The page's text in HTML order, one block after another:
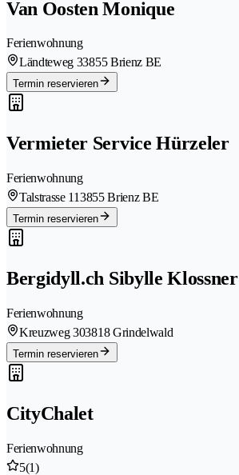
Van Oosten Monique
Ferienwohnung
Ländteweg 33855 Brienz BE
Termin reservieren
Vermieter Service Hürzeler
Ferienwohnung
Talstrasse 113855 Brienz BE
Termin reservieren
Bergidyll.ch Sibylle Klossner
Ferienwohnung
Kreuzweg 303818 Grindelwald
Termin reservieren
CityChalet
Ferienwohnung
5(1)